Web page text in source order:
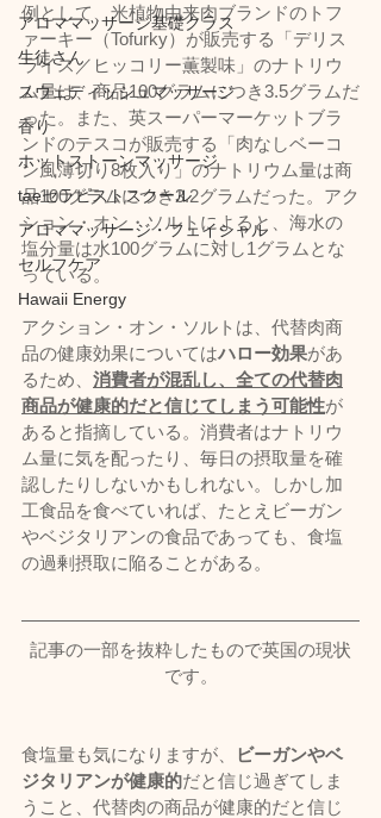
アロママッサージ基礎クラス
生徒さん
スウェディッシュマッサージ
香り
ホットストーンマッサージ
taeセラピストスクール
アロママッサージ・フェイシャル
セルフケア
Hawaii Energy
例として、米植物由来肉ブランドのトフ
ァーキー（Tofurky）が販売する「デリス
ライス／ヒッコリー薫製味」のナトリウ
ム量は、商品100グラムにつき3.5グラムだ
った。また、英スーパーマーケットブラ
ンドのテスコが販売する「肉なしベーコ
ン風薄切り8枚入り」のナトリウム量は商
品100グラムにつき3.2グラムだった。アク
ション・オン・ソルトによると、海水の
塩分量は水100グラムに対し1グラムとな
っている。
アクション・オン・ソルトは、代替肉商
品の健康効果についてはハロー効果があ
るため、 消費者が混乱し、全ての代替肉
商品が健康的だと信じてしまう可能性が
あると指摘している。消費者はナトリウ
ム量に気を配ったり、毎日の摂取量を確
認したりしないかもしれない。しかし加
工食品を食べていれば、たとえビーガン
やベジタリアンの食品であっても、食塩
の過剰摂取に陥ることがある。
記事の一部を抜粋したもので英国の現状
です。
食塩量も気になりますが、
ビーガンやベ
ジタリアンが健康的だと信じ過ぎてしま
うこと、代替肉の商品が健康的だと信じ